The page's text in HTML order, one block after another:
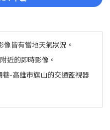
皆有當地天氣狀況。
近的即時影像。
-高雄市旗山的交通監視器